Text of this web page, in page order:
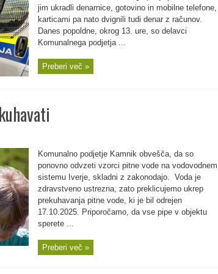
jim ukradli denarnice, gotovino in mobilne
karticami pa nato dvignili tudi denar z računov.
Danes popoldne, okrog 13. ure, so delavci
Komunalnega podjetja ...
Preberi več »
Komunalno podjetje Kamnik obvešča, da so
ponovno odvzeti vzorci pitne vode na vodovodnem
sistemu Iverje, skladni z zakonodajo. Voda je
zdravstveno ustrezna, zato preklicujemo ukrep
prekuhavanja pitne vode, ki je bil odrejen
17.10.2025. Priporočamo, da vse pipe v objektu
sperete ...
Preberi več »